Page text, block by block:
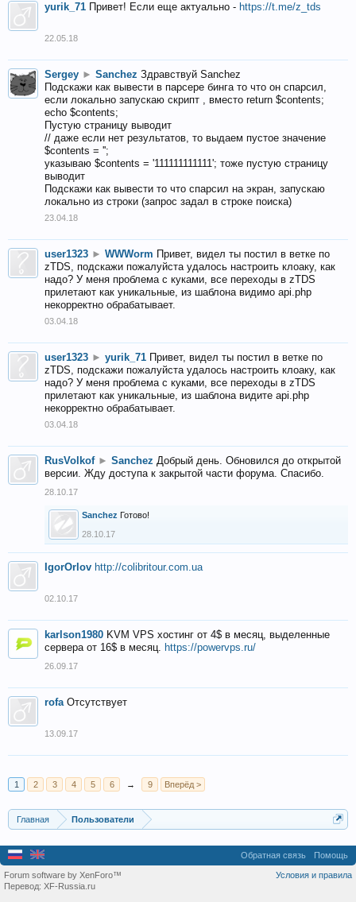
yurik_71 Привет! Если еще актуально - https://t.me/z_tds
22.05.18
Sergey ► Sanchez Здравствуй Sanchez
Подскажи как вывести в парсере бинга то что он спарсил,
если локально запускаю скрипт , вместо return $contents;
echo $contents;
Пустую страницу выводит
// даже если нет результатов, то выдаем пустое значение
$contents = '';
указываю $contents = '111111111111'; тоже пустую страницу
выводит
Подскажи как вывести то что спарсил на экран, запускаю
локально из строки (запрос задал в строке поиска)
23.04.18
user1323 ► WWWorm Привет, видел ты постил в ветке по
zTDS, подскажи пожалуйста удалось настроить клоаку, как
надо? У меня проблема с куками, все переходы в zTDS
прилетают как уникальные, из шаблона видимо api.php
некорректно обрабатывает.
03.04.18
user1323 ► yurik_71 Привет, видел ты постил в ветке по
zTDS, подскажи пожалуйста удалось настроить клоаку, как
надо? У меня проблема с куками, все переходы в zTDS
прилетают как уникальные, из шаблона видите api.php
некорректно обрабатывает.
03.04.18
RusVolkof ► Sanchez Добрый день. Обновился до открытой
версии. Жду доступа к закрытой части форума. Спасибо.
28.10.17
Sanchez Готово!
28.10.17
IgorOrlov http://colibritour.com.ua
02.10.17
karlson1980 KVM VPS хостинг от 4$ в месяц, выделенные
сервера от 16$ в месяц. https://powervps.ru/
26.09.17
rofa Отсутствует
13.09.17
1 2 3 4 5 6 → 9 Вперёд >
Главная Пользователи
Обратная связь Помощь
Условия и правила
Forum software by XenForo™
Перевод: XF-Russia.ru